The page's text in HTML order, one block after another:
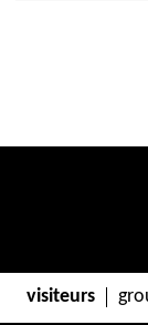
visiteurs